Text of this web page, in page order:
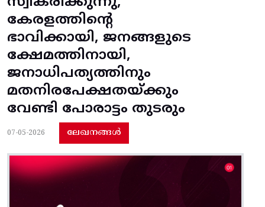
കേരളത്തിന്റെ
ഭാവിക്കായി, ജനങ്ങളുടെ
ക്ഷേമത്തിനായി,
ജനാധിപത്യത്തിനും
മതനിരപേക്ഷതയ്ക്കും
വേണ്ടി പോരാട്ടം തുടരും
07-05-2026 ലേഖനങ്ങൾ